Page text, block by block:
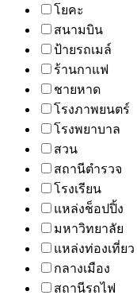
โยคะ
สนามบิน
ป้ายรถเมล์
ร้านกาแฟ
ชายหาด
โรงภาพยนตร์
โรงพยาบาล
สวน
สถานีตำรวจ
โรงเรียน
แหล่งช็อปปิ้ง
มหาวิทยาลัย
แหล่งท่องเที่ยว
กลางเมือง
สถานีรถไฟ